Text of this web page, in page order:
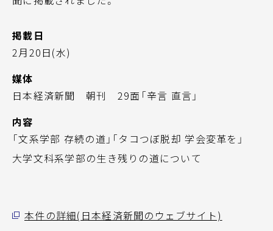
掲載日
2月20日(水)
媒体
日本経済新聞 朝刊 29面「辛言 直言」
内容
「文系学部 存続の道」「タコつぼ脱却 学会変革を」
大学文科系学部の生き残りの道について
本件の詳細(日本経済新聞のウェブサイト)